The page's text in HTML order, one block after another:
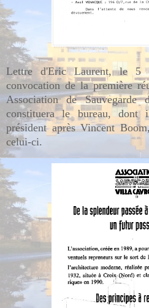
Lettre d'Eric Laurent, le 5
convocation de la première
Association de
constituera le bureau, dont
président après Vincent
celui-ci.